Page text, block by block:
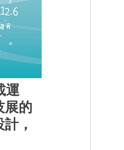
運
展的
，